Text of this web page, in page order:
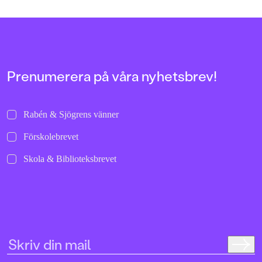
Prenumerera på våra nyhetsbrev!
Rabén & Sjögrens vänner
Förskolebrevet
Skola & Biblioteksbrevet